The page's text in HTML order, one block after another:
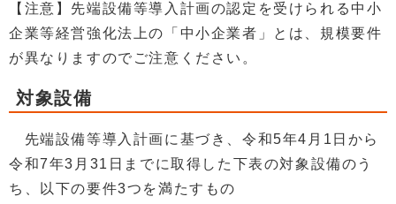
【注意】先端設備等導入計画の認定を受けられる中小
企業等経営強化法上の「中小企業者」とは、規模要件
が異なりますのでご注意ください。
対象設備
先端設備等導入計画に基づき、令和5年4月1日から
令和7年3月31日までに取得した下表の対象設備のう
ち、以下の要件3つを満たすもの